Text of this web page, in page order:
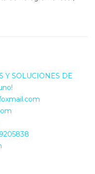
Y SOLUCIONES DE